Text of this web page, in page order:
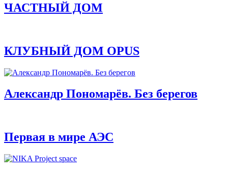
ЧАСТНЫЙ ДОМ
КЛУБНЫЙ ДОМ OPUS
Александр Пономарёв. Без берегов
Первая в мире АЭС